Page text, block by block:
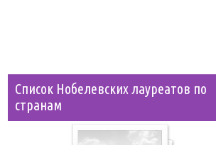
Список Нобелевских лауреатов по
странам